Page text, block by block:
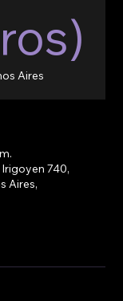
Aires
740,
Aires,